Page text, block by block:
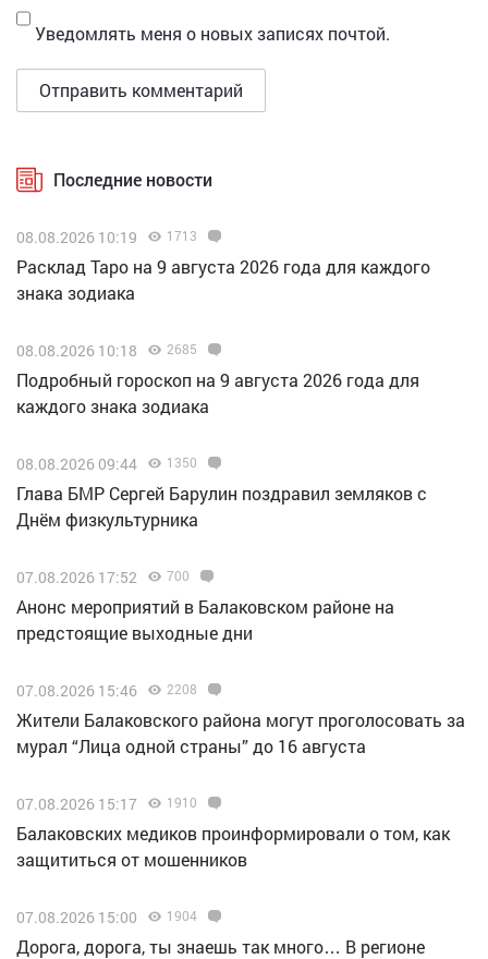
Уведомлять меня о новых записях почтой.
Последние новости
08.08.2026 10:19 1713
Расклад Таро на 9 августа 2026 года для каждого
знака зодиака
08.08.2026 10:18 2685
Подробный гороскоп на 9 августа 2026 года для
каждого знака зодиака
08.08.2026 09:44 1350
Глава БМР Сергей Барулин поздравил земляков с
Днём физкультурника
07.08.2026 17:52 700
Анонс мероприятий в Балаковском районе на
предстоящие выходные дни
07.08.2026 15:46 2208
Жители Балаковского района могут проголосовать за
мурал “Лица одной страны” до 16 августа
07.08.2026 15:17 1910
Балаковских медиков проинформировали о том, как
защититься от мошенников
07.08.2026 15:00 1904
Дорога, дорога, ты знаешь так много… В регионе